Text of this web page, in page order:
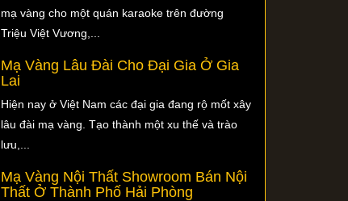
mạ vàng cho một quán karaoke trên đường
Triệu Việt Vương,...
Mạ Vàng Lâu Đài Cho Đại Gia Ở Gia
Lai
Hiện nay ở Việt Nam các đại gia đang rộ mốt xây
lâu đài mạ vàng. Tạo thành một xu thế và trào
lưu,...
Mạ Vàng Nội Thất Showroom Bán Nội
Thất Ở Thành Phố Hải Phòng